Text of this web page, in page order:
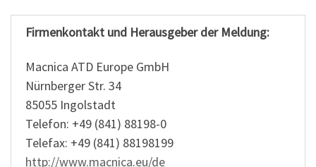
Firmenkontakt und Herausgeber der Meldung:
Macnica ATD Europe GmbH
Nürnberger Str. 34
85055 Ingolstadt
Telefon: +49 (841) 88198-0
Telefax: +49 (841) 88198199
http://www.macnica.eu/de